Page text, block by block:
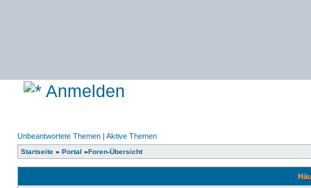
Anmelden
Unbeantwortete Themen | Aktive Themen
Startseite » Portal »Foren-Übersicht